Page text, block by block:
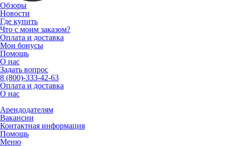
Обзоры
Новости
Где купить
Что с моим заказом?
Оплата и доставка
Мои бонусы
Помощь
О нас
Задать вопрос
8 (800)-333-42-63
Оплата и доставка
О нас
Арендодателям
Вакансии
Контактная информация
Помощь
Меню